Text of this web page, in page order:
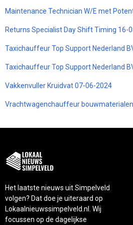
Maintenance Technician W/E met
Returns Specialist Day Shift Timing 16-
Taxichauffeur Top Support Nederland
Taxichauffeur Top Support Nederland
Vakkenvuller Kruidvat 07-06-2024
Vrachtwagenchauffeur
Het laatste nieuws uit Simpelveld
volgen? Dat doe je uiteraard op
Lokaalnieuwssimpelveld.nl. Wij
focussen op de dagelijkse